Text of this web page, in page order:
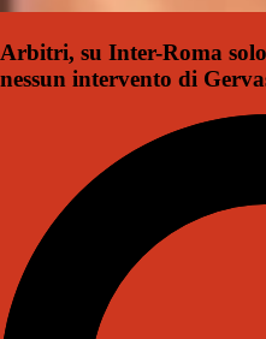
Arbitri, su Inter-Roma
nessun intervento di